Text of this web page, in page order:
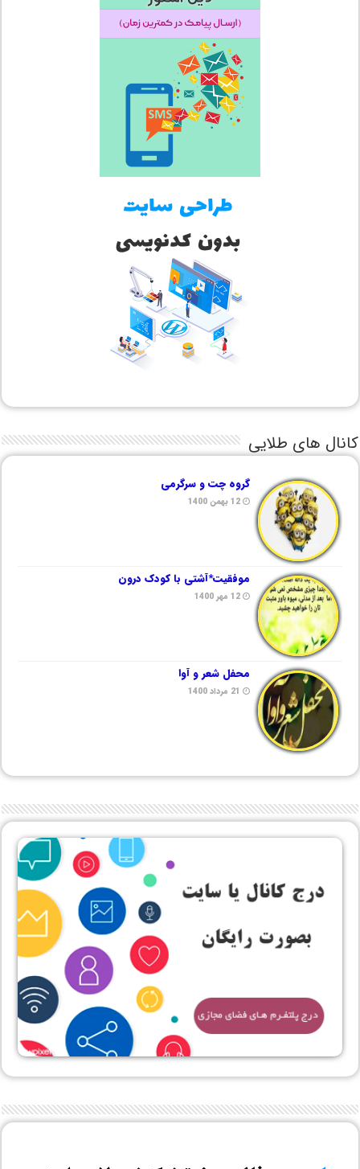
کانال های طلایی
گروه چت و سرگرمی
12 بهمن 1400
موفقیت*آشتی با کودک درون
12 مهر 1400
محفل شعر و آوا
21 مرداد 1400